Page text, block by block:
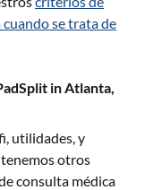
cuando se trata de
in Atlanta,
utilidades, y
tenemos otros
consulta médica